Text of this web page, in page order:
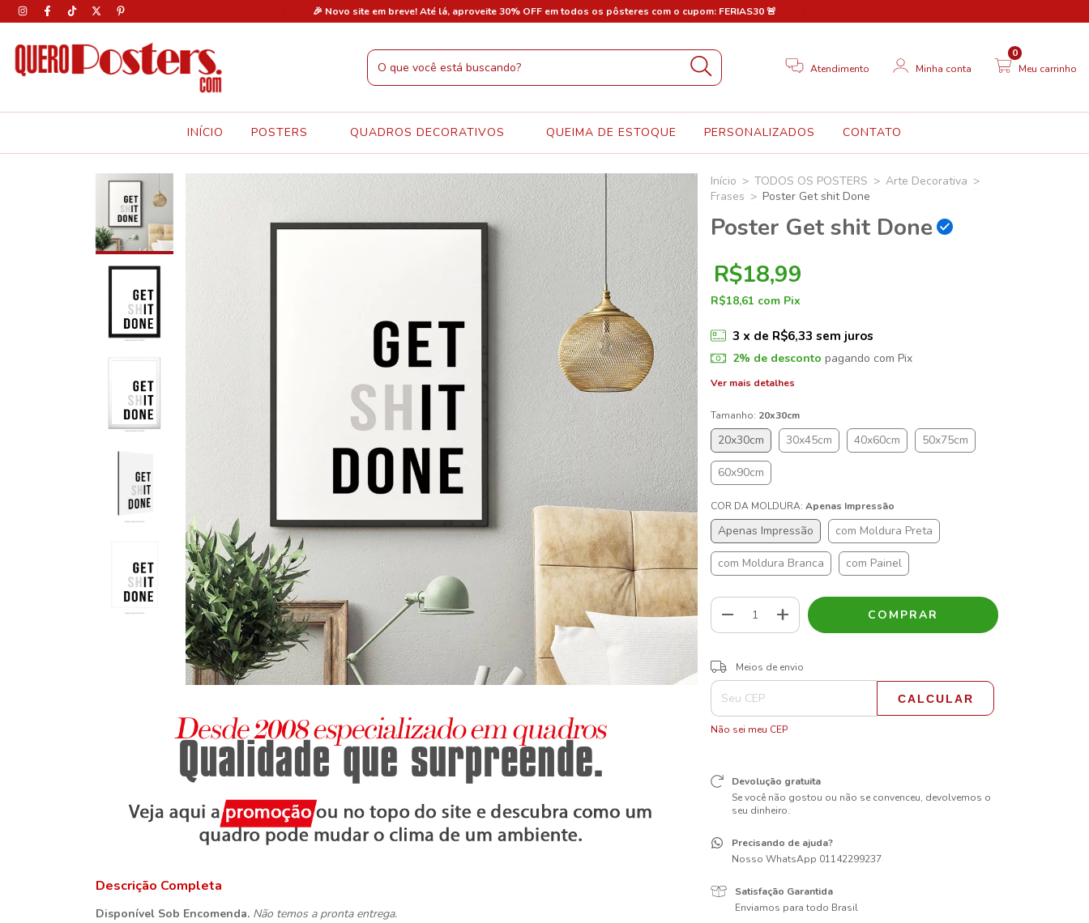
em todos os pôsteres com o cupom: FERIAS30 🚨 🎉 Novo site em breve! Até lá, aproveite 30% OFF em todos os pôsteres com o cupom: FERIAS30 🚨
Atendimento Minha conta Meu carrinho
0
INÍCIO POSTERS QUADROS DECORATIVOS QUEIMA DE ESTOQUE PERSONALIZADOS CONTATO
Descrição Completa
Disponível Sob Encomenda. Não temos a pronta entrega.
Início > TODOS OS POSTERS > Arte Decorativa >
Frases > Poster Get shit Done
Poster Get shit Done
R$18,99
R$18,61 com Pix
3 x de R$6,33 sem juros
2% de desconto pagando com Pix
Ver mais detalhes
Tamanho: 20x30cm
20x30cm 30x45cm 40x60cm 50x75cm
60x90cm
COR DA MOLDURA: Apenas Impressão
Apenas Impressão com Moldura Preta
com Moldura Branca com Painel
Entregas para o CEP:
Meios de envio
CALCULAR
Não sei meu CEP
Devolução gratuita
Se você não gostou ou não se convenceu, devolvemos o
seu dinheiro.
Precisando de ajuda?
Nosso WhatsApp 01142299237
Satisfação Garantida
Enviamos para todo Brasil